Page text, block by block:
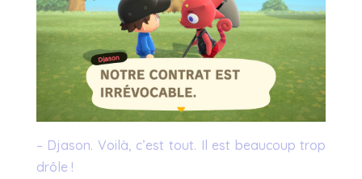
– Djason. Voilà, c’est tout. Il est beaucoup trop
drôle !